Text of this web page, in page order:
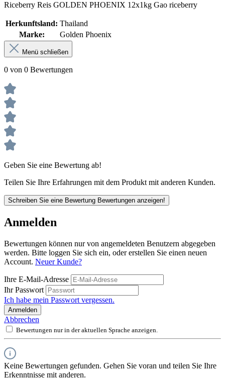
Riceberry Reis GOLDEN PHOENIX 12x1kg Gao riceberry
Herkunftsland: Thailand
Marke:
Golden Phoenix
Menü schließen
0 von 0 Bewertungen
Geben Sie eine Bewertung ab!
Teilen Sie Ihre Erfahrungen mit dem Produkt mit anderen Kunden.
Schreiben Sie eine Bewertung Bewertungen anzeigen!
Anmelden
Bewertungen können nur von angemeldeten Benutzern abgegeben
werden. Bitte loggen Sie sich ein, oder erstellen Sie einen neuen
Account. Neuer Kunde?
Ihre E-Mail-Adresse
Ihr Passwort
Ich habe mein Passwort vergessen.
Anmelden
Abbrechen
Bewertungen nur in der aktuellen Sprache anzeigen.
Keine Bewertungen gefunden. Gehen Sie voran und teilen Sie Ihre
Erkenntnisse mit anderen.